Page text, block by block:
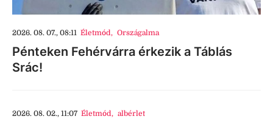
2026. 08. 07., 08:11 Életmód, Országalma
Pénteken Fehérvárra érkezik a Táblás
Srác!
2026. 08. 02., 11:07 Életmód, albérlet